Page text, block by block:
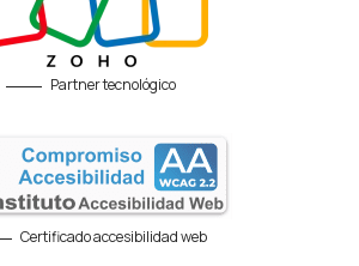
Partner tecnológico
Certificado accesibilidad web